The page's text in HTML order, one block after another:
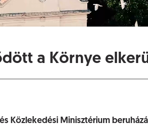
a Környe
Közlekedési Minisztérium